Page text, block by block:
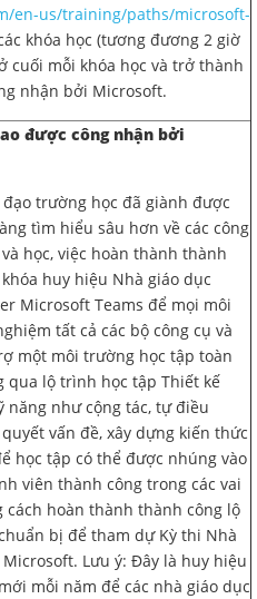
en-us/training/paths/microsoft-
khóa học (tương đương 2 giờ
cuối mỗi khóa học và trở thành
nhận bởi Microsoft.
được công nhận bởi
trường học đã giành được
tìm hiểu sâu hơn về các công
học, việc hoàn thành thành
huy hiệu Nhà giáo dục
Microsoft Teams để mọi môi
tất cả các bộ công cụ và
một môi trường học tập toàn
qua lộ trình học tập Thiết kế
năng như cộng tác, tự điều
vấn đề, xây dựng kiến thức
học tập có thể được nhúng vào
viên thành công trong các vai
hoàn thành thành công lộ
bị để tham dự Kỳ thi Nhà
Lưu ý: Đây là huy hiệu
mỗi năm để các nhà giáo dục